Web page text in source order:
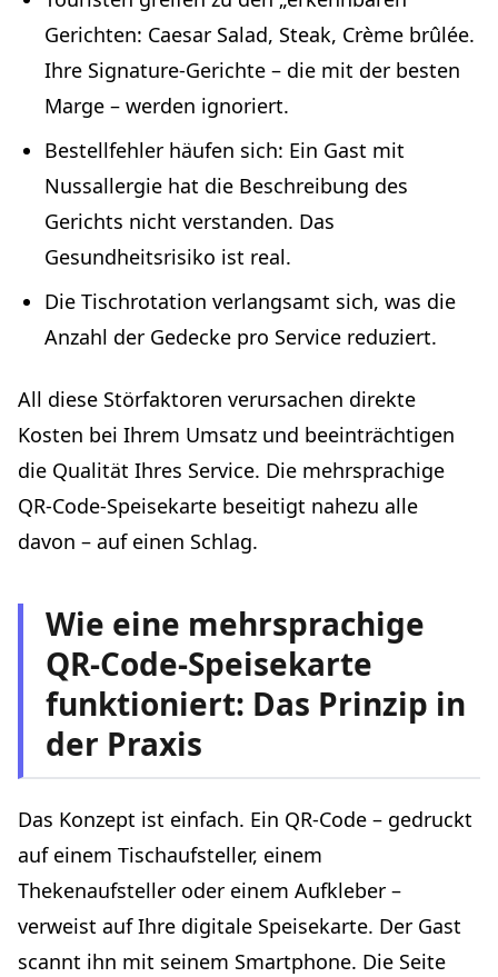
Gerichten: Caesar Salad, Steak, Crème brûlée.
Ihre Signature-Gerichte – die mit der besten
Marge – werden ignoriert.
Bestellfehler häufen sich: Ein Gast mit
Nussallergie hat die Beschreibung des
Gerichts nicht verstanden. Das
Gesundheitsrisiko ist real.
Die Tischrotation verlangsamt sich, was die
Anzahl der Gedecke pro Service reduziert.
All diese Störfaktoren verursachen direkte
Kosten bei Ihrem Umsatz und beeinträchtigen
die Qualität Ihres Service. Die mehrsprachige
QR-Code-Speisekarte beseitigt nahezu alle
davon – auf einen Schlag.
Wie eine mehrsprachige
QR-Code-Speisekarte
funktioniert: Das Prinzip in
der Praxis
Das Konzept ist einfach. Ein QR-Code – gedruckt
auf einem Tischaufsteller, einem
Thekenaufsteller oder einem Aufkleber –
verweist auf Ihre digitale Speisekarte. Der Gast
scannt ihn mit seinem Smartphone. Die Seite